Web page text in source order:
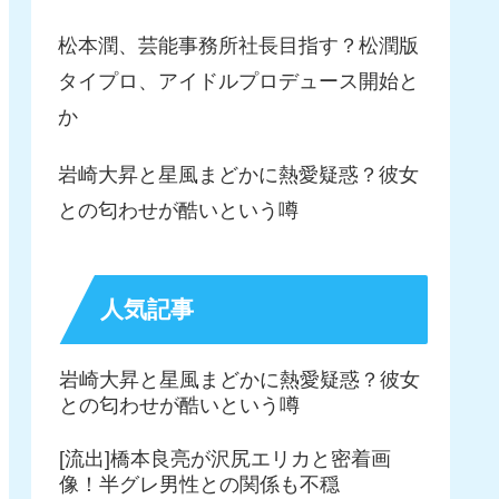
松本潤、芸能事務所社長目指す？松潤版
タイプロ、アイドルプロデュース開始と
か
岩崎大昇と星風まどかに熱愛疑惑？彼女
との匂わせが酷いという噂
人気記事
岩崎大昇と星風まどかに熱愛疑惑？彼女
との匂わせが酷いという噂
[流出]橋本良亮が沢尻エリカと密着画
像！半グレ男性との関係も不穏